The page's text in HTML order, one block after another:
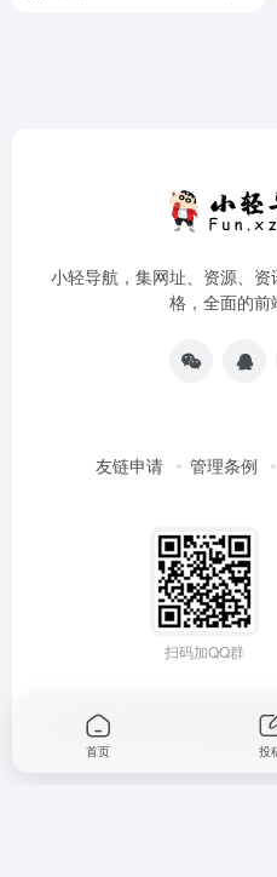
小轻导航，集网址、资源、
格，全面的前
友链申请 管理条例
扫码加QQ群
Copyright © 2026 鄂
首页 投